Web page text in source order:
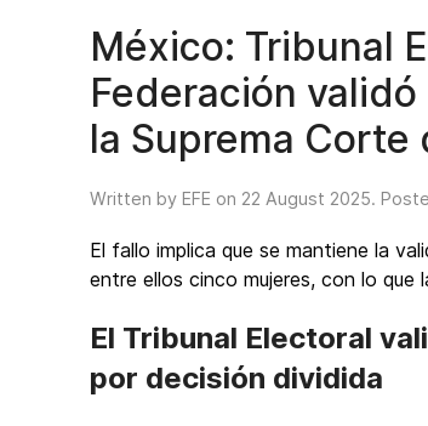
México: Tribunal
Federación
la Suprema
Written by EFE on 22 August 2025.
El fallo implica que se mantiene la
entre ellos cinco mujeres, con lo
El Tribunal Electoral
por decisión dividida